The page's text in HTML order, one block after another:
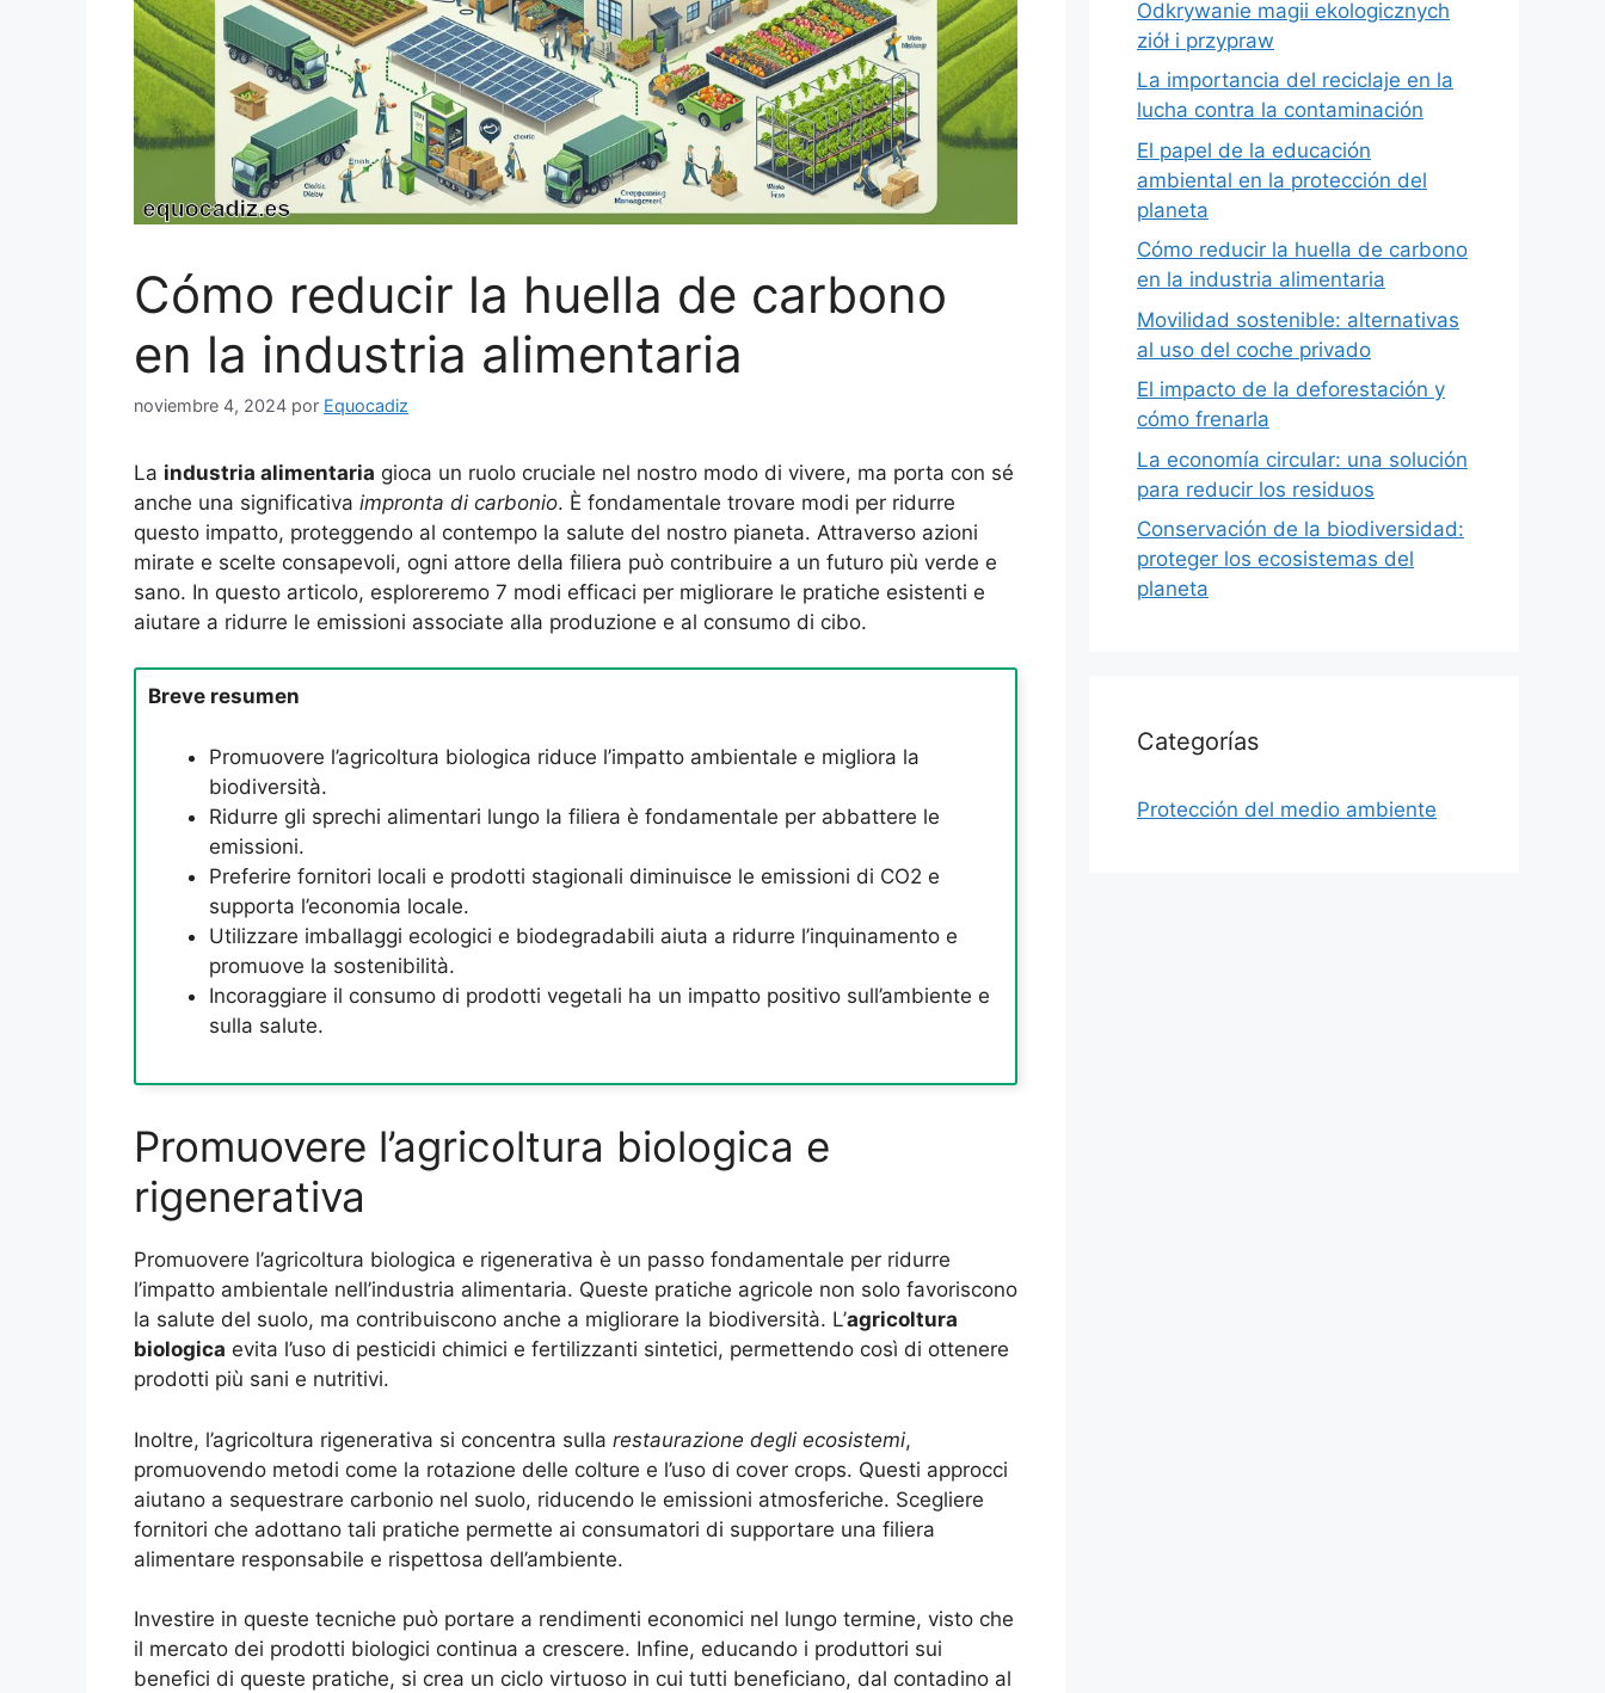
Cómo reducir la huella de carbono
en la industria alimentaria
noviembre 4, 2024 por Equocadiz
La industria alimentaria gioca un ruolo cruciale nel nostro modo di vivere, ma porta con sé
anche una significativa impronta di carbonio. È fondamentale trovare modi per ridurre
questo impatto, proteggendo al contempo la salute del nostro pianeta. Attraverso azioni
mirate e scelte consapevoli, ogni attore della filiera può contribuire a un futuro più verde e
sano. In questo articolo, esploreremo 7 modi efficaci per migliorare le pratiche esistenti e
aiutare a ridurre le emissioni associate alla produzione e al consumo di cibo.
Breve resumen
Promuovere l’agricoltura biologica riduce l’impatto ambientale e migliora la
biodiversità.
Ridurre gli sprechi alimentari lungo la filiera è fondamentale per abbattere le
emissioni.
Preferire fornitori locali e prodotti stagionali diminuisce le emissioni di CO2 e
supporta l’economia locale.
Utilizzare imballaggi ecologici e biodegradabili aiuta a ridurre l’inquinamento e
promuove la sostenibilità.
Incoraggiare il consumo di prodotti vegetali ha un impatto positivo sull’ambiente e
sulla salute.
Promuovere l’agricoltura biologica e
rigenerativa
Promuovere l’agricoltura biologica e rigenerativa è un passo fondamentale per ridurre
l’impatto ambientale nell’industria alimentaria. Queste pratiche agricole non solo favoriscono
la salute del suolo, ma contribuiscono anche a migliorare la biodiversità. L’agricoltura
biologica evita l’uso di pesticidi chimici e fertilizzanti sintetici, permettendo così di ottenere
prodotti più sani e nutritivi.
Inoltre, l’agricoltura rigenerativa si concentra sulla restaurazione degli ecosistemi,
promuovendo metodi come la rotazione delle colture e l’uso di cover crops. Questi approcci
aiutano a sequestrare carbonio nel suolo, riducendo le emissioni atmosferiche. Scegliere
fornitori che adottano tali pratiche permette ai consumatori di supportare una filiera
alimentare responsabile e rispettosa dell’ambiente.
Investire in queste tecniche può portare a rendimenti economici nel lungo termine, visto che
il mercato dei prodotti biologici continua a crescere. Infine, educando i produttori sui
benefici di queste pratiche, si crea un ciclo virtuoso in cui tutti beneficiano, dal contadino al
Odkrywanie magii ekologicznych
ziół i przypraw
La importancia del reciclaje en la
lucha contra la contaminación
El papel de la educación
ambiental en la protección del
planeta
Cómo reducir la huella de carbono
en la industria alimentaria
Movilidad sostenible: alternativas
al uso del coche privado
El impacto de la deforestación y
cómo frenarla
La economía circular: una solución
para reducir los residuos
Conservación de la biodiversidad:
proteger los ecosistemas del
planeta
Categorías
Protección del medio ambiente